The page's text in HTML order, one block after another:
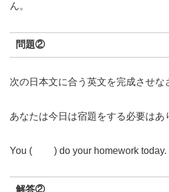
ん。
問題②
次の日本文に合う英文を完成させな
あなたは今日は宿題をする必要はあ
You ( ) do your homework today.
解答②